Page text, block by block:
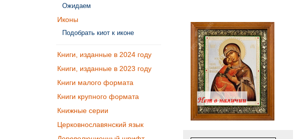
Ожидаем
Иконы
Подобрать киот к иконе
Книги, изданные в 2024 году
Книги, изданные в 2023 году
Книги малого формата
Книги крупного формата
Книжные серии
Церковнославянский язык